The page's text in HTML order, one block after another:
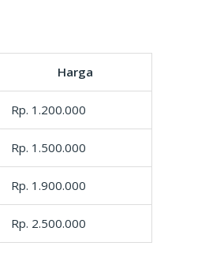
Harga
Rp. 1.200.000
Rp. 1.500.000
Rp. 1.900.000
Rp. 2.500.000